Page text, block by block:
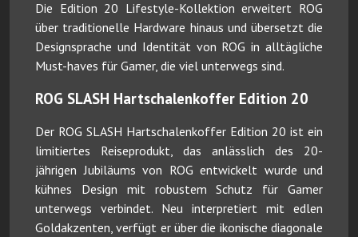
Die Edition 20 Lifestyle-Kollektion erweitert ROG
über traditionelle Hardware hinaus und übersetzt die
Designsprache und Identität von ROG in alltägliche
Must-haves für Gamer, die viel unterwegs sind.
ROG SLASH Hartschalenkoffer Edition 20
Der ROG SLASH Hartschalenkoffer Edition 20 ist ein
limitiertes Reiseprodukt, das anlässlich des 20-
jährigen Jubiläums von ROG entwickelt wurde und
kühnes Design mit robustem Schutz für Gamer
unterwegs verbindet. Neu interpretiert mit edlen
Goldakzenten, verfügt er über die ikonische diagonale